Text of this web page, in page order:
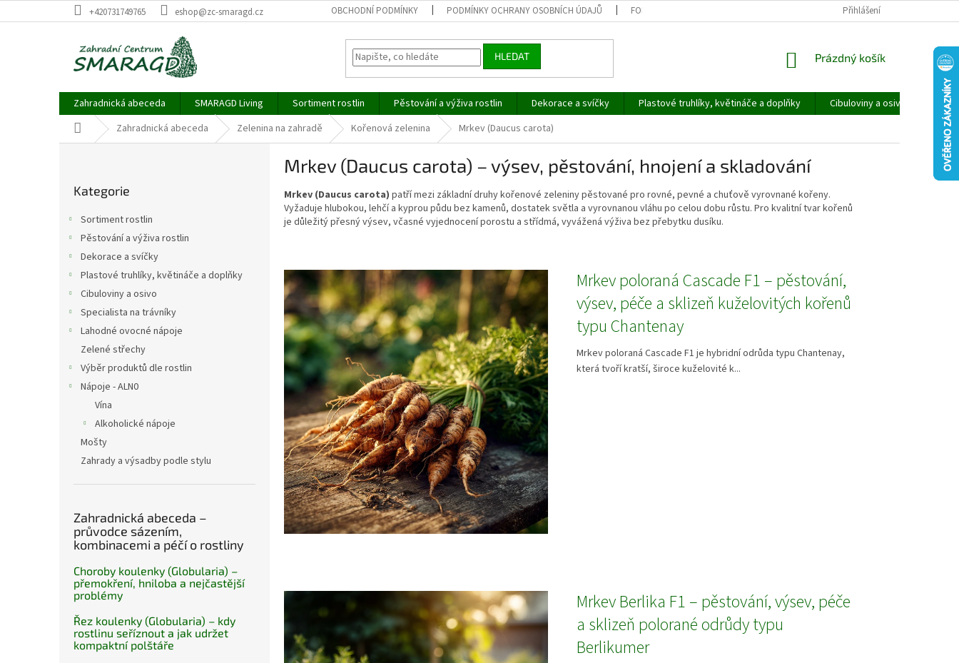
na
+420731749765 eshop@zc-smaragd.cz OBCHODNÍ PODMÍNKY PODMÍNKY OCHRANY OSOBNÍCH ÚDAJŮ FORMULÁŘ PRO UPLATNĚNÍ REKLAMACE REKLAMAČNÍ ŘÁD
Přihlášení
HLEDAT
NÁKUPNÍ
Prázdný košík
Zahradnická abeceda SMARAGD Living Sortiment rostlin Pěstování a výživa rostlin Dekorace a svíčky Plastové truhlíky, květináče a doplňky Cibuloviny a osivo
Domů Zahradnická abeceda Zelenina na zahradě Kořenová zelenina Mrkev (Daucus carota)
kategorie
Kategorie
Sortiment rostlin
Pěstování a výživa rostlin
Dekorace a svíčky
Plastové truhlíky, květináče a doplňky
Cibuloviny a osivo
Specialista na trávníky
Lahodné ovocné nápoje
Zelené střechy
Výběr produktů dle rostlin
Nápoje - ALN0
Vína
Alkoholické nápoje
Mošty
Zahrady a výsadby podle stylu
Zahradnická abeceda –
průvodce sázením,
kombinacemi a péčí o rostliny
Choroby koulenky (Globularia) –
přemokření, hniloba a nejčastější
problémy
Řez koulenky (Globularia) – kdy
rostlinu seříznout a jak udržet
kompaktní polštáře
Mrkev (Daucus carota) – výsev, pěstování, hnojení a skladování
Mrkev (Daucus carota) patří mezi základní druhy kořenové zeleniny pěstované pro rovné, pevné a chuťově vyrovnané kořeny.
Vyžaduje hlubokou, lehčí a kyprou půdu bez kamenů, dostatek světla a vyrovnanou vláhu po celou dobu růstu. Pro kvalitní tvar kořenů
je důležitý přesný výsev, včasné vyjednocení porostu a střídmá, vyvážená výživa bez přebytku dusíku.
V
ý
p
i
s
č
l
á
n
k
ů
Mrkev poloraná Cascade F1 – pěstování,
výsev, péče a sklizeň kuželovitých kořenů
typu Chantenay
Mrkev poloraná Cascade F1 je hybridní odrůda typu Chantenay,
která tvoří kratší, široce kuželovité k...
Mrkev Berlika F1 – pěstování, výsev, péče
a sklizeň polorané odrůdy typu
Berlikumer